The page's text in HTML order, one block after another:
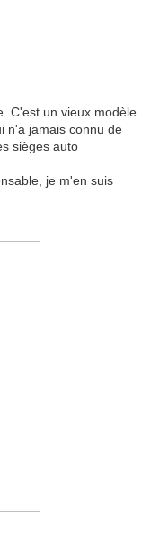
C'est un vieux modèle
n'a jamais connu de
sièges auto
je m'en suis